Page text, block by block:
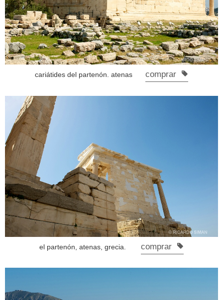
cariátides del partenón. atenas comprar
el partenón, atenas, grecia. comprar